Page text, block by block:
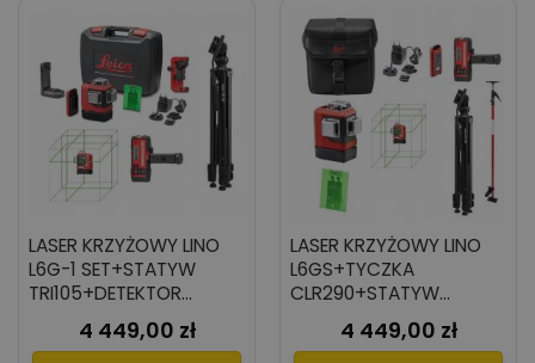
LASER KRZYŻOWY LINO
L6G-1 SET+STATYW
TRI105+DETEKTOR
RGR200Cena
4 449,00 zł
LASER KRZYŻOWY LINO
L6GS+TYCZKA
CLR290+STATYW
TRI105+DETEKTOR
RGR200Cena
4 449,00 zł